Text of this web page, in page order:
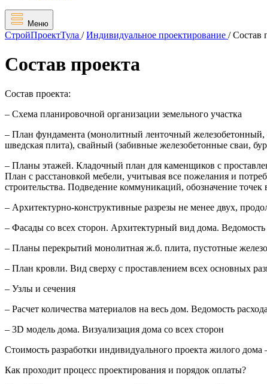
Меню
СтройПроектТула / Индивидуальное проектирование / Состав
Состав проекта
Состав проекта:
– Схема планировочной организации земельного участка
– План фундамента (монолитный ленточный
шведская плита), свайный (забивные железобетонные сваи,
– Планы этажей. Кладочный план для каменщиков с
План с расстановкой мебели, учитывая все пожелания и
строительства. Подведение коммуникаций, обозначение
– Архитектурно-конструктивные разрезы не менее двух,
– Фасады со всех сторон. Архитектурный вид дома. Ведомость
– Планы перекрытий монолитная ж.б. плита, пустотные
– План кровли. Вид сверху с проставлением всех основных
– Узлы и сечения
– Расчет количества материалов на весь дом. Ведомость
– 3D модель дома. Визуализация дома со всех сторон
Стоимость разработки индивидуального проекта жилого
Как проходит процесс проектирования и порядок оплаты?